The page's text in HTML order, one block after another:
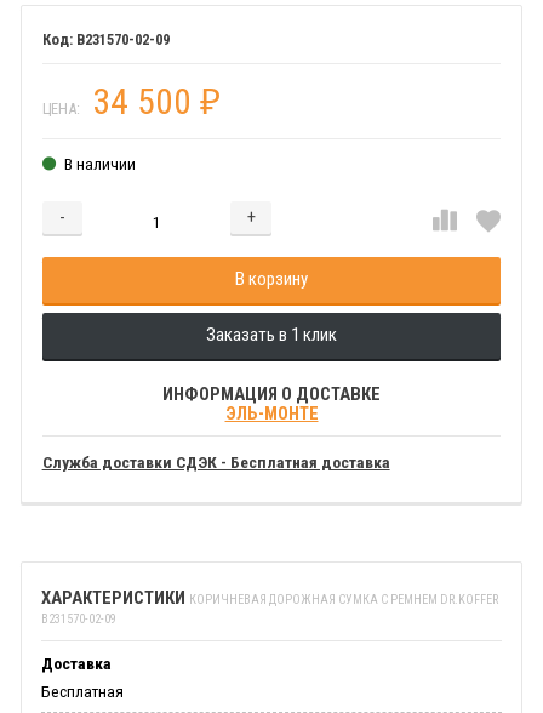
B231570-02-09
ЦЕНА: 34 500 ₽
В наличии
- +
Добавляется...
В корзину
Добавлен
Заказать в 1 клик
ИНФОРМАЦИЯ О ДОСТАВКЕ
ЭЛЬ-МОНТЕ
Служба доставки СДЭК - Бесплатная доставка
ХАРАКТЕРИСТИКИ
КОРИЧНЕВАЯ ДОРОЖНАЯ СУМКА С РЕМНЕМ DR.KOFFER
B231570-02-09
Доставка
Бесплатная